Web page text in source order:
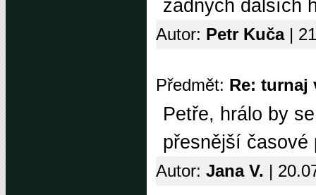
žádných dalších
Autor: Petr Kuča |
Předmět: Re: turnaj
Petře, hrálo by
přesnější časové
Autor: Jana V. |